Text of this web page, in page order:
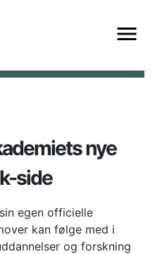
nye
side
egen officielle
kan følge med i
og forskning